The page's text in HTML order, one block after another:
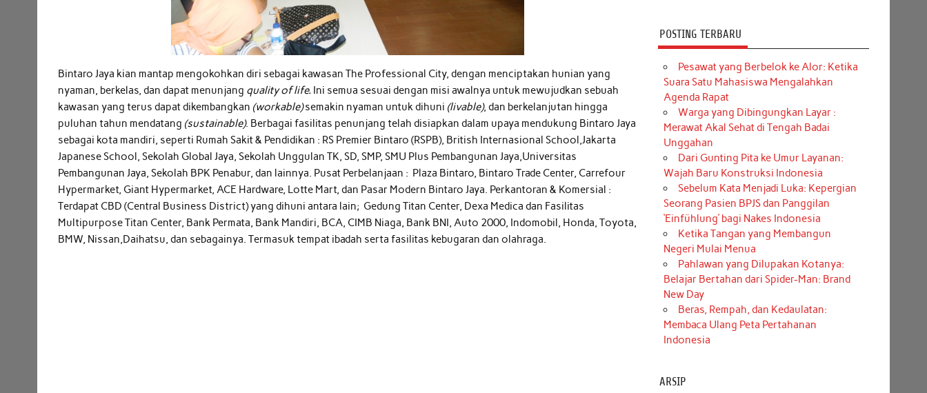
Bintaro Jaya kian mantap mengokohkan diri sebagai kawasan The Professional City, dengan menciptakan hunian yang
nyaman, berkelas, dan dapat menunjang quality of life. Ini semua sesuai dengan misi awalnya untuk mewujudkan sebuah
kawasan yang terus dapat dikembangkan (workable)semakin nyaman untuk dihuni (livable), dan berkelanjutan hingga
puluhan tahun mendatang (sustainable). Berbagai fasilitas penunjang telah disiapkan dalam upaya mendukung Bintaro Jaya
sebagai kota mandiri, seperti Rumah Sakit & Pendidikan : RS Premier Bintaro (RSPB), British Internasional School,Jakarta
Japanese School, Sekolah Global Jaya, Sekolah Unggulan TK, SD, SMP, SMU Plus Pembangunan Jaya,Universitas
Pembangunan Jaya, Sekolah BPK Penabur, dan lainnya. Pusat Perbelanjaan : Plaza Bintaro, Bintaro Trade Center, Carrefour
Hypermarket, Giant Hypermarket, ACE Hardware, Lotte Mart, dan Pasar Modern Bintaro Jaya. Perkantoran & Komersial :
Terdapat CBD (Central Business District) yang dihuni antara lain; Gedung Titan Center, Dexa Medica dan Fasilitas
Multipurpose Titan Center, Bank Permata, Bank Mandiri, BCA, CIMB Niaga, Bank BNI, Auto 2000, Indomobil, Honda, Toyota,
BMW, Nissan,Daihatsu, dan sebagainya. Termasuk tempat ibadah serta fasilitas kebugaran dan olahraga.
POSTING TERBARU
Pesawat yang Berbelok ke Alor: Ketika
Suara Satu Mahasiswa Mengalahkan
Agenda Rapat
Warga yang Dibingungkan Layar :
Merawat Akal Sehat di Tengah Badai
Unggahan
Dari Gunting Pita ke Umur Layanan:
Wajah Baru Konstruksi Indonesia
Sebelum Kata Menjadi Luka: Kepergian
Seorang Pasien BPJS dan Panggilan
‘Einfühlung’ bagi Nakes Indonesia
Ketika Tangan yang Membangun
Negeri Mulai Menua
Pahlawan yang Dilupakan Kotanya:
Belajar Bertahan dari Spider-Man: Brand
New Day
Beras, Rempah, dan Kedaulatan:
Membaca Ulang Peta Pertahanan
Indonesia
ARSIP